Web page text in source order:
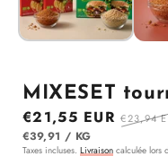
MIXESET
Prix en solde
€21,55 EUR Prix
€23,94
PRIX UNITAIRE
€39,91 / PAR
KG
Taxes incluses. Livraison calculée lors